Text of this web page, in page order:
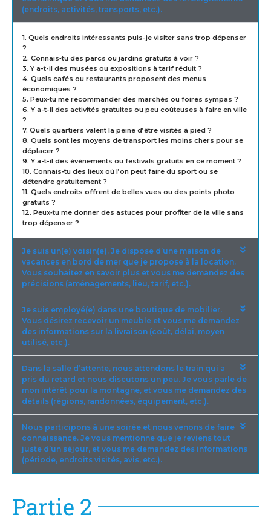
(endroits, activités, transports, etc.).
1. Quels endroits intéressants puis-je visiter sans trop dépenser
?
2. Connais‑tu des parcs ou jardins gratuits à voir ?
3. Y a-t-il des musées ou expositions à tarif réduit ?
4. Quels cafés ou restaurants proposent des menus
économiques ?
5. Peux‑tu me recommander des marchés ou foires sympas ?
6. Y a-t-il des activités gratuites ou peu coûteuses à faire en ville
?
7. Quels quartiers valent la peine d’être visités à pied ?
8. Quels sont les moyens de transport les moins chers pour se
déplacer ?
9. Y a-t-il des événements ou festivals gratuits en ce moment ?
10. Connais‑tu des lieux où l’on peut faire du sport ou se
détendre gratuitement ?
11. Quels endroits offrent de belles vues ou des points photo
gratuits ?
12. Peux‑tu me donner des astuces pour profiter de la ville sans
trop dépenser ?
Je suis un(e) voisin(e). Je dispose d’une maison de
vacances en bord de mer que je propose à la location.
Vous souhaitez en savoir plus et vous me demandez des
précisions (aménagements, lieu, tarif, etc.).
Je suis employé(e) dans une boutique de mobilier.
Vous désirez recevoir un meuble et vous me demandez
des informations sur la livraison (coût, délai, moyen
utilisé, etc.).
Dans la salle d’attente, nous attendons le train qui a
pris du retard et nous discutons un peu. Je vous parle de
mon intérêt pour la montagne, et vous me demandez des
détails (régions, randonnées, équipement, etc.).
Nous participons à une soirée et nous venons de faire
connaissance. Je vous mentionne que je reviens tout
juste d’un séjour, et vous me demandez des informations
(période, endroits visités, avis, etc.).
Partie 2